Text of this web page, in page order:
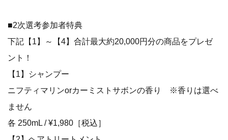
■2次選考参加者特典
下記【1】～【4】合計最大約20,000円分の商品をプレゼ
ント！
【1】シャンプー
ニフティマリンorカーミストサボンの香り ※香りは選べ
ません
各 250mL / ¥1,980［税込］